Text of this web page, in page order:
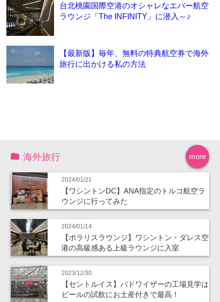
台北桃園国際空港のオシャレなエバー航空
ラウンジ「The INFINITY」に潜入～♪
【最新版】毎年、無料の特典航空券で海外
旅行に出かける私の方法
more
海外旅行
2024/01/21
【ワシントンDC】ANA指定のトルコ航空ラ
ウンジに行ってみた
2024/01/14
【ポラリスラウンジ】ワシントン・ダレス空
港の高級感ある上級ラウンジに入室
2023/12/30
【セントルイス】バドワイザーの工場見学は
ビールの試飲にお土産付きで最高！